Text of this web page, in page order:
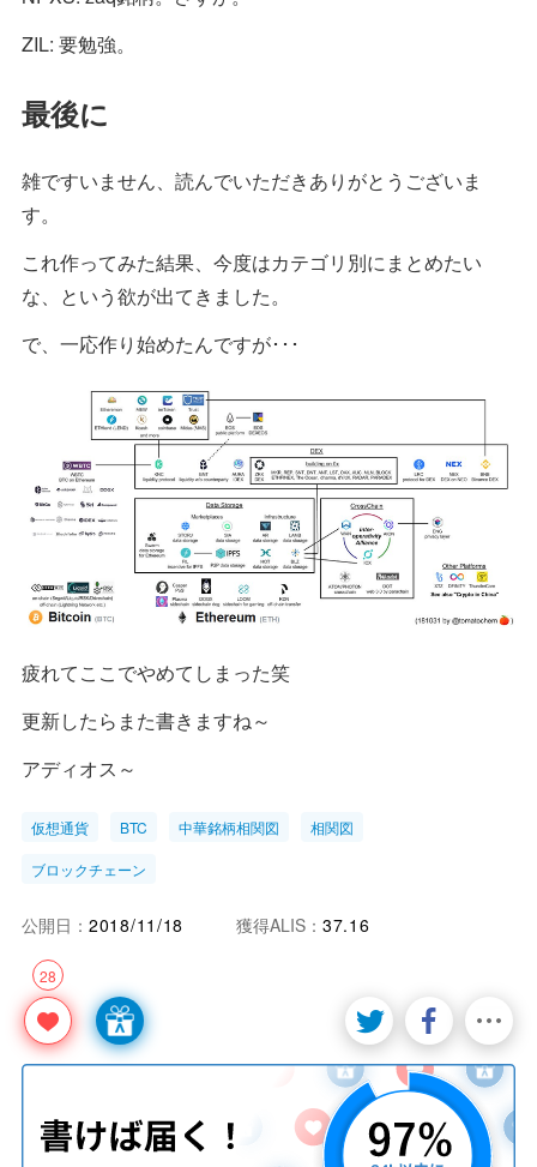
ZIL: 要勉強。
最後に
雑ですいません、読んでいただきありがとうございま
す。
これ作ってみた結果、今度はカテゴリ別にまとめたい
な、という欲が出てきました。
で、一応作り始めたんですが･･･
疲れてここでやめてしまった笑
更新したらまた書きますね～
アディオス～
仮想通貨 BTC 中華銘柄相関図 相関図
ブロックチェーン
28
公開日： 2018/11/18 獲得ALIS： 37.16